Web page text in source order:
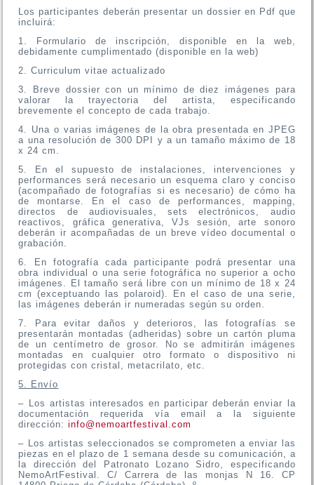
Los participantes deberán presentar un dossier en Pdf que
incluirá:
1. Formulario de inscripción, disponible en la web,
debidamente cumplimentado (disponible en la web)
2. Curriculum vitae actualizado
3. Breve dossier con un mínimo de diez imágenes para
valorar la trayectoria del artista, especificando
brevemente el concepto de cada trabajo.
4. Una o varias imágenes de la obra presentada en JPEG
a una resolución de 300 DPI y a un tamaño máximo de 18
x 24 cm.
5. En el supuesto de instalaciones, intervenciones y
performances será necesario un esquema claro y conciso
(acompañado de fotografías si es necesario) de cómo ha
de montarse. En el caso de performances, mapping,
directos de audiovisuales, sets electrónicos, audio
reactivos, gráfica generativa, VJs sesión, arte sonoro
deberán ir acompañadas de un breve vídeo documental o
grabación.
6. En fotografía cada participante podrá presentar una
obra individual o una serie fotográfica no superior a ocho
imágenes. El tamaño será libre con un mínimo de 18 x 24
cm (exceptuando las polaroid). En el caso de una serie,
las imágenes deberán ir numeradas según su orden.
7. Para evitar daños y deterioros, las fotografías se
presentarán montadas (adheridas) sobre un cartón pluma
de un centímetro de grosor. No se admitirán imágenes
montadas en cualquier otro formato o dispositivo ni
protegidas con cristal, metacrilato, etc.
5. Envío
– Los artistas interesados en participar deberán enviar la
documentación requerida vía email a la siguiente
dirección:info@nemoartfestival.com
– Los artistas seleccionados se comprometen a enviar las
piezas en el plazo de 1 semana desde su comunicación, a
la dirección del Patronato Lozano Sidro, especificando
NemoArtFestival. C/ Carrera de las monjas N 16. CP